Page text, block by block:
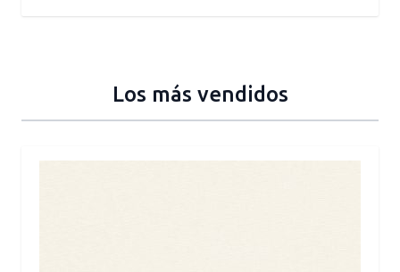
Los más vendidos